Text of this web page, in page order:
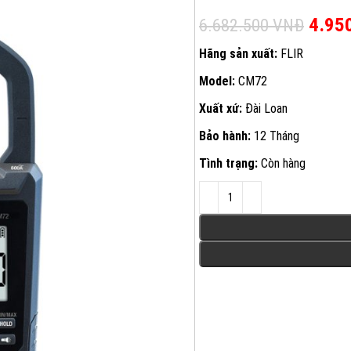
6.682.500VNĐ Giá
Hãng sản xuất: FLIR
Model: CM72
Xuất xứ: Đài Loan
Bảo hành: 12 Tháng
Tình trạng: Còn hàng